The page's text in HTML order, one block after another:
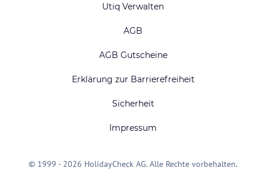
Utiq Verwalten
AGB
AGB Gutscheine
Erklärung zur Barrierefreiheit
Sicherheit
Impressum
© 1999 - 2026 HolidayCheck AG. Alle Rechte vorbehalten.